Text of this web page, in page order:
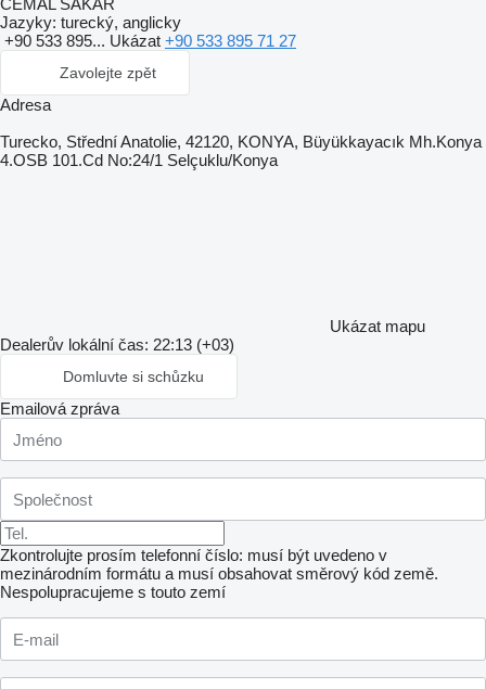
CEMAL SAKAR
Jazyky: turecký, anglicky
+90 533 895... Ukázat +90 533 895 71 27
Zavolejte zpět
Adresa
Turecko, Střední Anatolie, 42120, KONYA, Büyükkayacık Mh.Konya
4.OSB 101.Cd No:24/1 Selçuklu/Konya
Ukázat mapu
Dealerův lokální čas: 22:13 (+03)
Domluvte si schůzku
Emailová zpráva
Zkontrolujte prosím telefonní číslo: musí být uvedeno v
mezinárodním formátu a musí obsahovat směrový kód země.
Nespolupracujeme s touto zemí